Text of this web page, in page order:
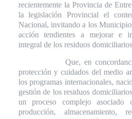
recientemente la Provincia de
la legislación Provincial el
Nacional, invitando a los
acción tendientes a mejorar e
integral de los residuos
Que, en
protección y cuidados del medio
los programas internacionales,
gestión de los residuos
un proceso complejo
producción, almacenamiento,